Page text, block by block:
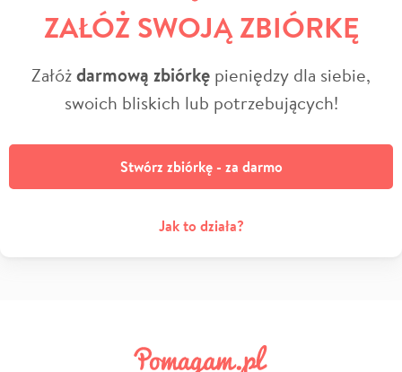
ZAŁÓŻ SWOJĄ ZBIÓRKĘ
Załóżdarmową zbiórkę pieniędzy dla siebie,
swoich bliskich lub potrzebujących!
Stwórz zbiórkę - za darmo
Jak to działa?